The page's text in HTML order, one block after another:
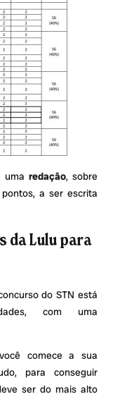
redação, sobre
a ser escrita
da Lulu para
do STN está
com uma
comece a sua
para conseguir
ser do mais alto